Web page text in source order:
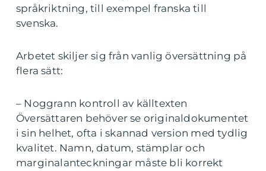
språkriktning, till exempel franska till
svenska.
Arbetet skiljer sig från vanlig översättning på
flera sätt:
– Noggrann kontroll av källtexten
Översättaren behöver se originaldokumentet
i sin helhet, ofta i skannad version med tydlig
kvalitet. Namn, datum, stämplar och
marginalanteckningar måste bli korrekt